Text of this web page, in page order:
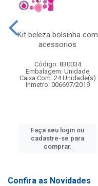
Kit beleza bolsinha com
acessorios
Código: 830034
Embalagem: Unidade
Caixa Com: 24 Unidade(s)
Inmetro: 006697/2019
Faça seu login ou
cadastre-se para
comprar.
Confira as Novidades